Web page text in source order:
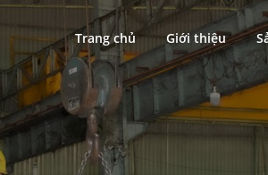
Trang chủ Giới thiệu